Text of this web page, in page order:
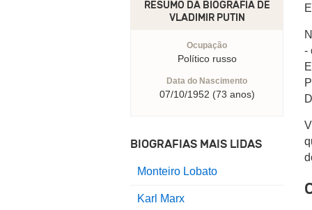
-
RESUMO DA BIOGRAFIA DE
VLADIMIR PUTIN
Ocupação
Político russo
Data do Nascimento
07/10/1952 (73 anos)
BIOGRAFIAS MAIS LIDAS
Monteiro Lobato
Karl Marx